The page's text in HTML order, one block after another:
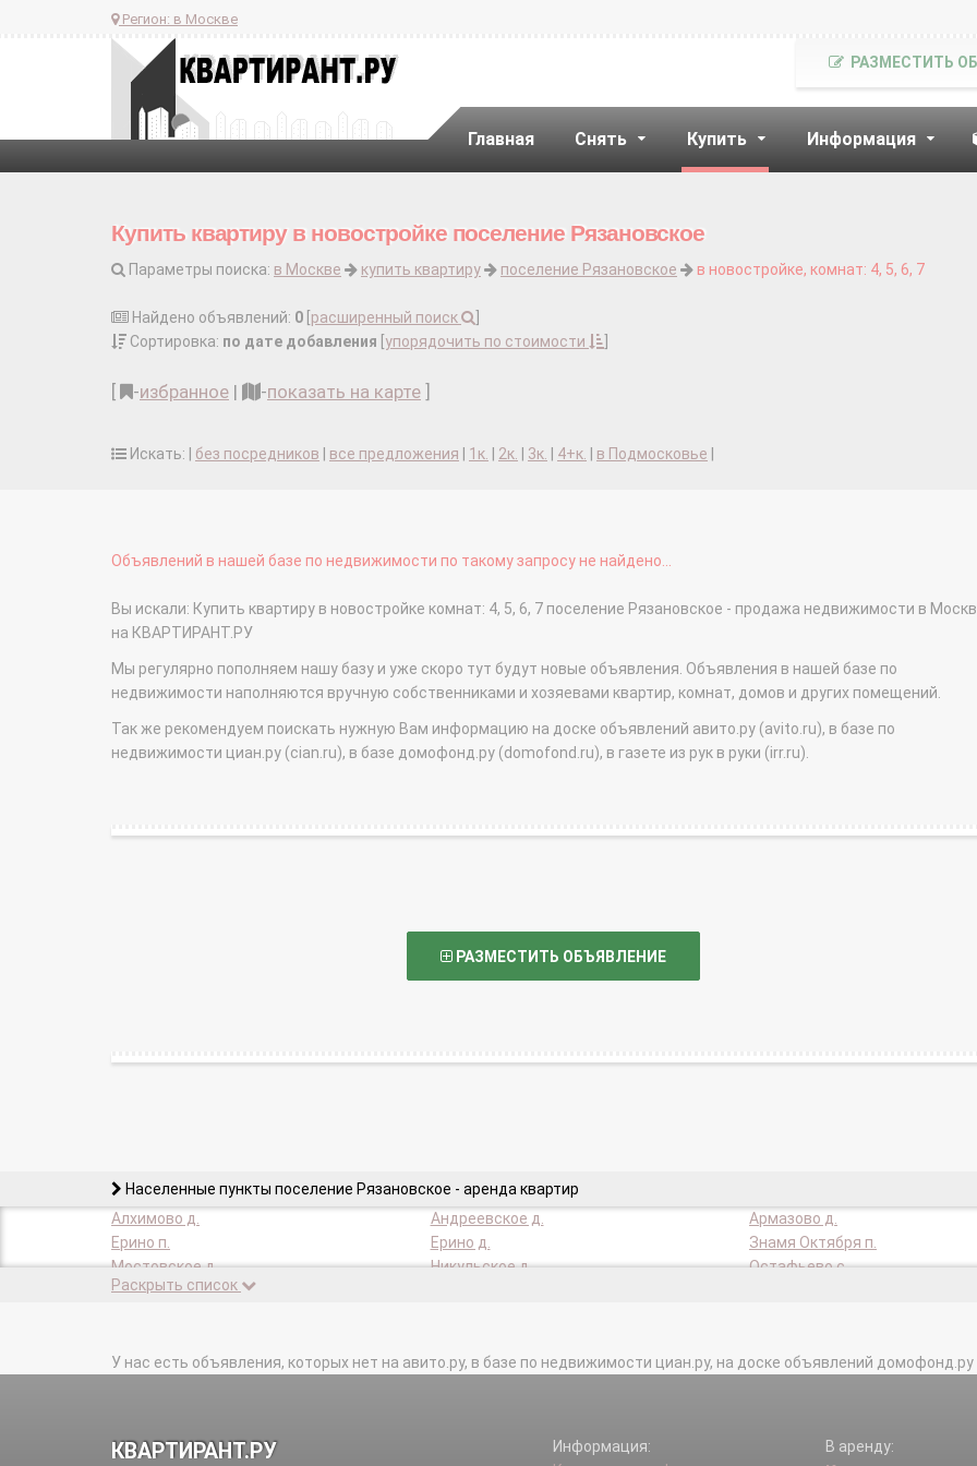
Регион: в Москве
Главная Снять Купить Информация
РАЗМЕСТИТЬ
Купить квартиру в новостройке поселение Рязановское
Параметры поиска: в Москве купить квартиру поселение Рязановское в новостройке, комнат: 4, 5, 6, 7
Найдено объявлений: 0 расширенный поиск
Сортировка: по дате добавления упорядочить по стоимости
-избранное | -показать на карте
Искать: | без посредников все предложения 1к. 2к. 3к. 4+к. в Подмосковье
Объявлений в нашей базе по недвижимости по такому запросу не найдено...
Вы искали: Купить квартиру в новостройке комнат: 4, 5, 6, 7 поселение Рязановское - продажа недвижимости в
на КВАРТИРАНТ.РУ
Мы регулярно пополняем нашу базу и уже скоро тут будут новые объявления. Объявления в нашей базе по
недвижимости наполняются вручную собственниками и хозяевами квартир, комнат, домов и других помещений.
Так же рекомендуем поискать нужную Вам информацию на доске объявлений авито.ру (avito.ru), в базе по
недвижимости циан.ру (cian.ru), в базе домофонд.ру (domofond.ru), в газете из рук в руки (irr.ru).
РАЗМЕСТИТЬ ОБЪЯВЛЕНИЕ
Населенные пункты поселение Рязановское - аренда квартир
Алхимово д.
Андреевское д.
Армазово д.
Ерино п.
Ерино д.
Знамя Октября п.
Мостовское д.
Никульское д.
Остафьево с.
Рыбино д.
Раскрыть список
У нас есть объявления, которых нет на авито.ру, в базе по недвижимости циан.ру, на доске объявлений домофонд.ру
КВАРТИРАНТ.РУ
Информация:
В аренду: